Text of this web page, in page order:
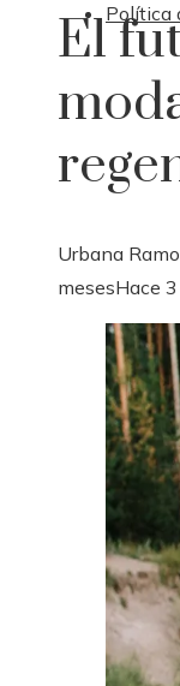
Política
El
Urbana
mesesHace